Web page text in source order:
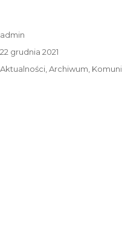
Autor
admin
Data
publikacji
22 grudnia 2021
Kategorie
Aktualności,Archiwum,